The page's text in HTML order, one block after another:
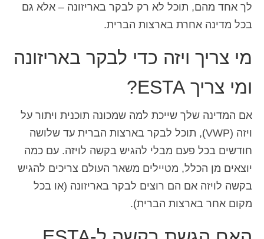
English
(אנגלית)
Eesti
( אסטונית)
Suomi
(פינית )
Français
(צרפתית )
Ελληνικά
(יוונית)
Magyar
( הונגרית)
Italiano
日本語
(יפנית)
לך אחד מהם, תוכל לא רק לבקר באריזונה – אלא גם
בכל מדינה אחרת בארצות הברית.
מי צריך ויזה כדי לבקר באריזונה
ומי צריך ESTA?
אם המדינה שלך שייכת למה שמכונה תוכנית ויתור על
ויזה (VWP), תוכל לבקר בארצות הברית עד שלושה
חודשים בכל פעם מבלי להגיש בקשה לויזה. עם כמה
יוצאים מן הכלל, מטיילים משאר העולם צריכים להגיש
בקשה לויזה אם הם רוצים לבקר באריזונה (או בכל
מקום אחר בארצות הברית).